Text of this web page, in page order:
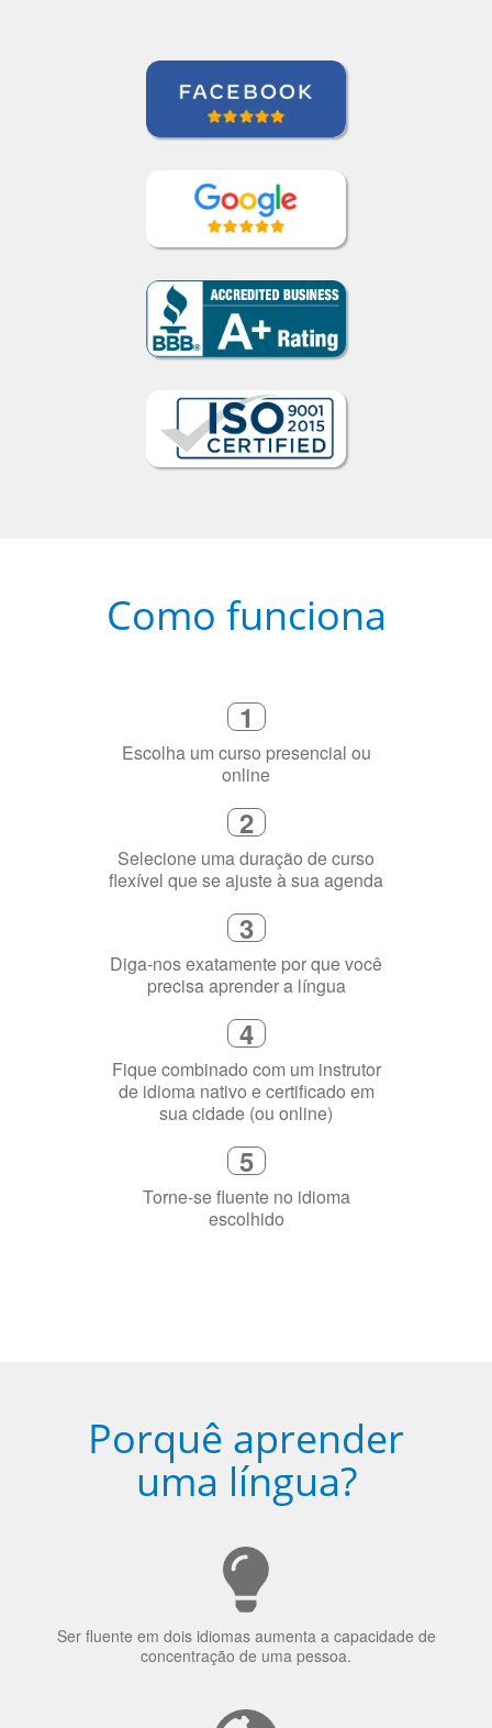
Como funciona
1
Escolha um curso presencial ou
online
2
Selecione uma duração de curso
flexível que se ajuste à sua agenda
3
Diga-nos exatamente por que você
precisa aprender a língua
4
Fique combinado com um instrutor
de idioma nativo e certificado em
sua cidade (ou online)
5
Torne-se fluente no idioma
escolhido
Porquê aprender
uma língua?
Ser fluente em dois idiomas aumenta a capacidade de
concentração de uma pessoa.